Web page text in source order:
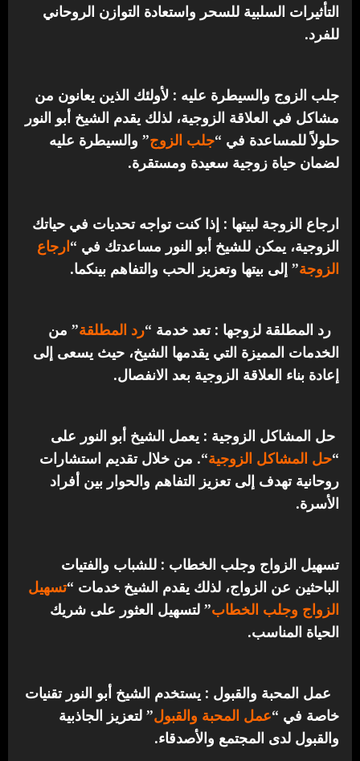
التأثيرات السلبية للسحر واستعادة التوازن الروحاني
للفرد.
جلب الزوج والسيطرة عليه : لأولئك الذين يعانون من
مشاكل في العلاقة الزوجية، لذلك يقدم الشيخ أبو النور
حلولاً للمساعدة في “جلب الزوج” والسيطرة عليه
لضمان حياة زوجية سعيدة ومستقرة.
ارجاع الزوجة لبيتها : إذا كنت تواجه تحديات في حياتك
الزوجية، يمكن للشيخ أبو النور مساعدتك في “ارجاع
الزوجة” إلى بيتها وتعزيز الحب والتفاهم بينكما.
رد المطلقة لزوجها : تعد خدمة “رد المطلقة” من
الخدمات المميزة التي يقدمها الشيخ، حيث يسعى إلى
إعادة بناء العلاقة الزوجية بعد الانفصال.
حل المشاكل الزوجية : يعمل الشيخ أبو النور على
“حل المشاكل الزوجية“. من خلال تقديم استشارات
روحانية تهدف إلى تعزيز التفاهم والحوار بين أفراد
الأسرة.
تسهيل الزواج وجلب الخطاب : للشباب والفتيات
الباحثين عن الزواج، لذلك يقدم الشيخ خدمات “تسهيل
الزواج وجلب الخطاب” لتسهيل العثور على شريك
الحياة المناسب.
عمل المحبة والقبول : يستخدم الشيخ أبو النور تقنيات
خاصة في “عمل المحبة والقبول” لتعزيز الجاذبية
والقبول لدى المجتمع والأصدقاء.